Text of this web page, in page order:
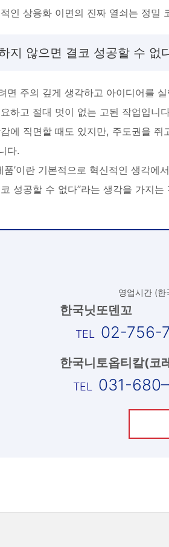
인 상용화 이면의 진짜 열쇠는 정밀
지 않으면 결코 성공할 수 없
면 주의 깊게 생각하고 아이디어를
하고 절대 멋이 없는 고된 작업입니
에 직면할 때도 있지만, 주도권을
다.
품’이란 기본적으로 혁신적인 생각
성공할 수 없다”라는 생각을 가지
영업시간 (
한국닛또덴꼬
02-756-
한국니토옵티칼(코
031-